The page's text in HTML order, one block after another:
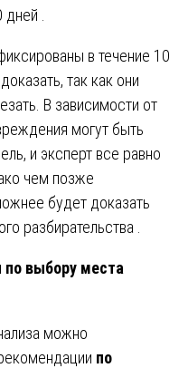
.
в течение 10
так как они
В зависимости от
могут быть
и эксперт все равно
чем позже
будет доказать
разбирательства .
по выбору места
можно
по